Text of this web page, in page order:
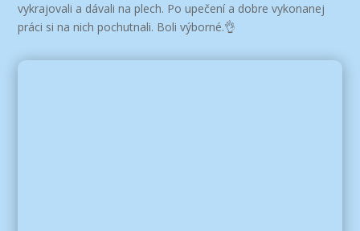
vykrajovali a dávali na plech. Po upečení a dobre vykonanej
práci si na nich pochutnali. Boli výborné.👌